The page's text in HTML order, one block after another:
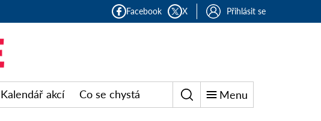
Facebook X Přihlásit se
Kalendář akcí Co se chystá Menu